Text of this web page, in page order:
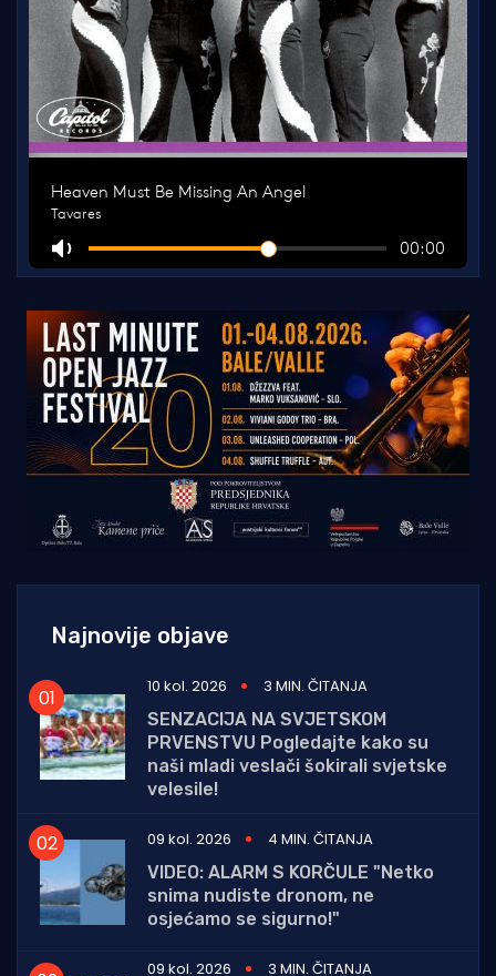
Najnovije objave
10 kol. 2026
3 MIN. ČITANJA
SENZACIJA NA SVJETSKOM
PRVENSTVU Pogledajte kako su
naši mladi veslači šokirali svjetske
velesile!
09 kol. 2026
4 MIN. ČITANJA
VIDEO: ALARM S KORČULE "Netko
snima nudiste dronom, ne
osjećamo se sigurno!"
09 kol. 2026
3 MIN. ČITANJA